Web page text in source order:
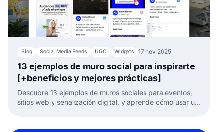
Blog Social Media Feeds UGC Widgets 17 nov 2025
13 ejemplos de muro social para inspirarte
[+beneficios y mejores prácticas]
Descubre 13 ejemplos de muros sociales para eventos,
sitios web y señalización digital, y aprende cómo usar un